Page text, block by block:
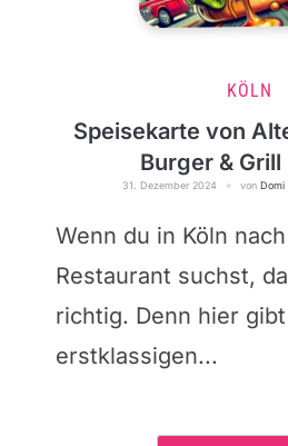
KÖLN
Speisekarte von
Burger & Grill
31. Dezember 2024 von Domi
Wenn du in Köln
Restaurant suchst,
richtig. Denn hier
erstklassigen...